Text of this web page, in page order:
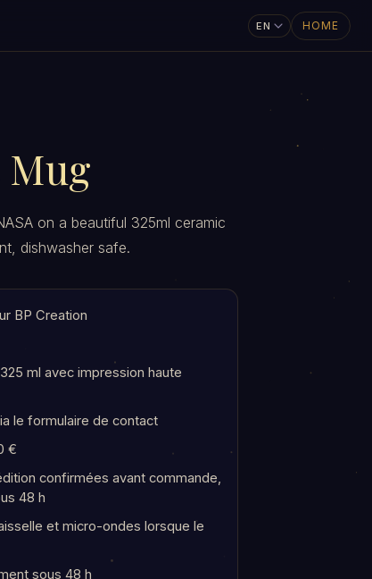
HOME
Mug
on a beautiful 325ml ceramic
dishwasher safe.
BP Creation
ml avec impression haute
le formulaire de contact
€
confirmées avant commande,
48 h
et micro-ondes lorsque le
sous 48 h